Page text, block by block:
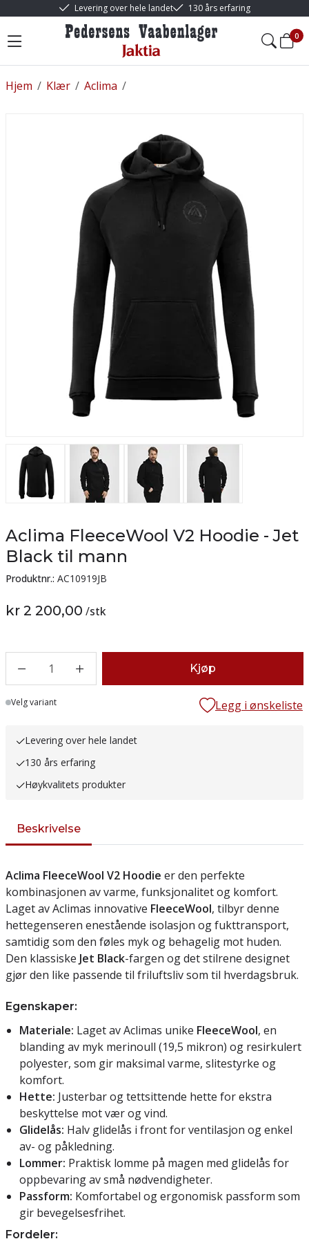
Levering over hele landet 130 års erfaring
0
/
Hjem /
Klær /
Aclima
Aclima FleeceWool V2 Hoodie - Jet
Black til mann
Produktnr.: AC10919JB
kr 2 200,00 /stk
1 Kjøp
Lager
Velg variant Legg i ønskeliste
Levering over hele landet
130 års erfaring
Høykvalitets produkter
Beskrivelse
Aclima FleeceWool V2 Hoodie er den perfekte
kombinasjonen av varme, funksjonalitet og komfort.
Laget av Aclimas innovative FleeceWool, tilbyr denne
hettegenseren enestående isolasjon og fukttransport,
samtidig som den føles myk og behagelig mot huden.
Den klassiske Jet Black-fargen og det stilrene designet
gjør den like passende til friluftsliv som til hverdagsbruk.
Egenskaper:
Materiale: Laget av Aclimas unike FleeceWool, en
blanding av myk merinoull (19,5 mikron) og resirkulert
polyester, som gir maksimal varme, slitestyrke og
komfort.
Hette: Justerbar og tettsittende hette for ekstra
beskyttelse mot vær og vind.
Glidelås: Halv glidelås i front for ventilasjon og enkel
av- og påkledning.
Lommer: Praktisk lomme på magen med glidelås for
oppbevaring av små nødvendigheter.
Passform: Komfortabel og ergonomisk passform som
gir bevegelsesfrihet.
Fordeler: